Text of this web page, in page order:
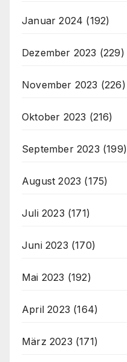
Januar 2024 (192)
Dezember 2023 (229)
November 2023 (226)
Oktober 2023 (216)
September 2023 (199)
August 2023 (175)
Juli 2023 (171)
Juni 2023 (170)
Mai 2023 (192)
April 2023 (164)
März 2023 (171)